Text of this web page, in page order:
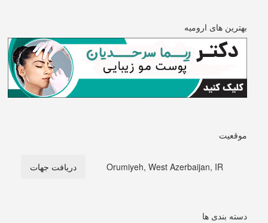
بهترین های ارومیه
موقعیت
Orumiyeh, West Azerbaijan, IR دریافت جهات
دسته بندی ها